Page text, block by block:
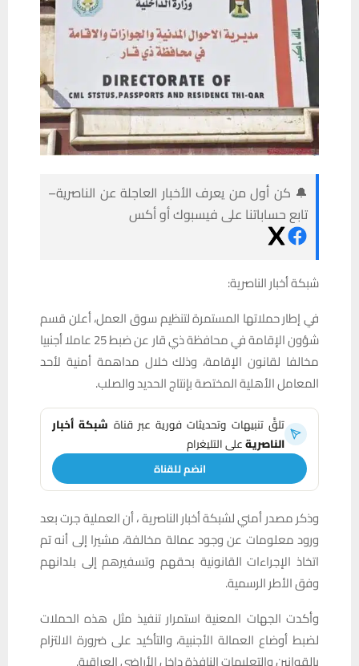
🔔 كن أول من يعرف الأخبار العاجلة عن الناصرية–
تابع حساباتنا على فيسبوك أو أكس
شبكة أخبار الناصرية:
في إطار حملاتها المستمرة لتنظيم سوق العمل، أعلن قسم
شؤون الإقامة في محافظة ذي قار عن ضبط 25 عاملا أجنبيا
مخالفا لقانون الإقامة، وذلك خلال مداهمة أمنية لأحد
المعامل الأهلية المختصة بإنتاج الحديد والصلب.
تلقَّ تنبيهات وتحديثات فورية عبر قناة شبكة أخبار
الناصريةعلى التليغرام
انضم للقناة
وذكر مصدر أمني لشبكة أخبار الناصرية ، أن العملية جرت بعد
ورود معلومات عن وجود عمالة مخالفة، مشيرا إلى أنه تم
اتخاذ الإجراءات القانونية بحقهم وتسفيرهم إلى بلدانهم
وفق الأطر الرسمية.
وأكدت الجهات المعنية استمرار تنفيذ مثل هذه الحملات
لضبط أوضاع العمالة الأجنبية، والتأكيد على ضرورة الالتزام